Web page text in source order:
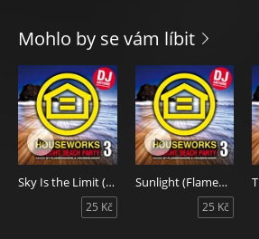
Mohlo by se vám líbit
Sky Is the Limit (Da Brozz Radio Edit)
25 Kč
Sunlight (FlameMakers Radio Remix)
25 Kč